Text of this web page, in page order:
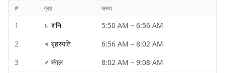
# ग्रह समय
1 ♄ शनि 5:50 AM – 6:56 AM
2
♃ बृहस्पति 6:56 AM – 8:02 AM
3
♂ मंगल 8:02 AM – 9:08 AM